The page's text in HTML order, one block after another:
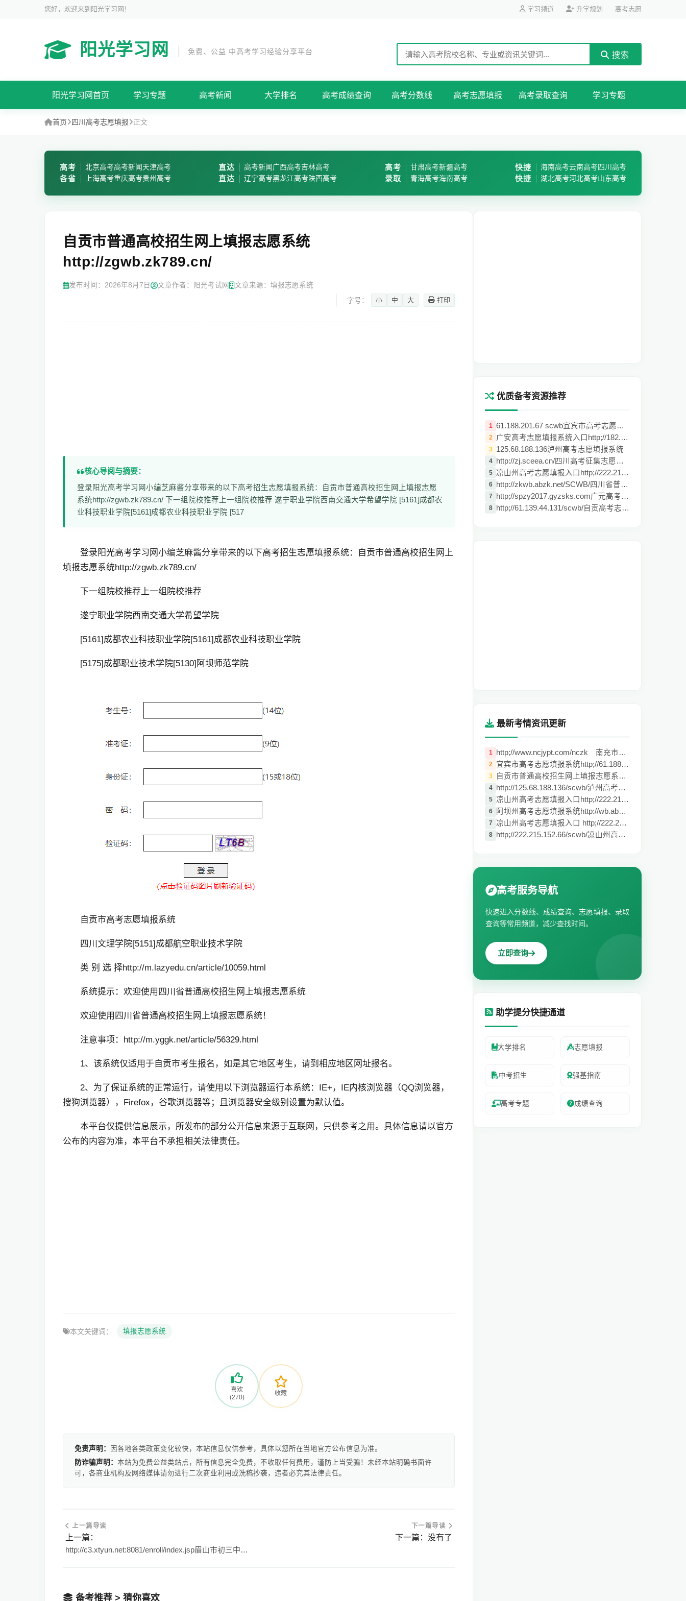
您好，欢迎来到阳光学习网！ 学习频道 升学规划 高考志愿
阳光学习网 免费、公益 中高考学习经验分享平台 搜索
阳光学习网首页 学习专题 高考新闻 大学排名 高考成绩查询 高考分数线 高考志愿填报 高考录取查询 学习专题
首页 四川高考志愿填报 正文
高考 北京高考高考新闻天津高考
各省 上海高考重庆高考贵州高考
直达 高考新闻广西高考吉林高考
直达 辽宁高考黑龙江高考陕西高考
高考 甘肃高考新疆高考
录取 青海高考海南高考
快捷 海南高考云南高考四川高考
快捷 湖北高考河北高考山东高考
自贡市普通高校招生网上填报志愿系统
http://zgwb.zk789.cn/
发布时间： 2026年8月7日 文章作者：阳光考试网
文章来源：填报志愿系统
字号：
小 中 大 打印
核心导阅与摘要：
登录阳光高考学习网小编芝麻酱分享带来的以下高考招生志愿填报系统：自贡市普通高校招生网上填报志愿
系统http://zgwb.zk789.cn/ 下一组院校推荐上一组院校推荐 遂宁职业学院西南交通大学希望学院 [5161]成都农
业科技职业学院[5161]成都农业科技职业学院 [517
登录阳光高考学习网小编芝麻酱分享带来的以下高考招生志愿填报系统：
自贡市普通高校招生网上
填报志愿系统http://zgwb.zk789.cn/
下一组院校推荐上一组院校推荐
遂宁职业学院西南交通大学希望学院
[5161]成都农业科技职业学院[5161]成都农业科技职业学院
[5175]成都职业技术学院[5130]阿坝师范学院
自贡市高考志愿填报系统
四川文理学院[5151]成都航空职业技术学院
类 别 选 择http://m.lazyedu.cn/article/10059.html
系统提示：欢迎使用四川省普通高校招生网上填报志愿系统
欢迎使用四川省普通高校招生网上填报志愿系统！
注意事项：http://m.yggk.net/article/56329.html
1、该系统仅适用于自贡市考生报名，如是其它地区考生，请到相应地区网址报名。
2、为了保证系统的正常运行，请使用以下浏览器运行本系统：IE+，IE内核浏览器（QQ浏览器，
搜狗浏览器），Firefox，谷歌浏览器等；且浏览器安全级别设置为默认值。
本平台仅提供信息展示，所发布的部分公开信息来源于互联网，只供参考之用。具体信息请以官方
公布的内容为准，本平台不承担相关法律责任。
本文关键词： 填报志愿系统
喜欢
(270)
收藏
免责声明：
因各地各类政策变化较快，本站信息仅供参考，具体以您所在当地官方公布信息为准。
防诈骗声明： 本站为免费公益类站点，所有信息完全免费，不收取任何费用，谨防上当受骗！未经本站明确书面许
可，各商业机构及网络媒体请勿进行二次商业利用或洗稿抄袭，违者必究其法律责任。
上一篇导读
上一篇：
http://c3.xtyun.net:8081/enroll/index.jsp眉山市初三中考网上报名与志愿填报
下一篇导读
下一篇：没有了
备考推荐 > 猜你喜欢
优质备考资源推荐
1 61.188.201.67 scwb宜宾市高考志愿填报系统
2 广安高考志愿填报系统入口http;//182.131.1
3 125.68.188.136泸州高考志愿填报系统
4 http://zj.sceea.cn/四川高考征集志愿系统
5 凉山州高考志愿填报入口http;//222.215.152
6 http://zkwb.abzk.net/SCWB/四川省普通高校
7 http;//spzy2017.gyzsks.com广元高考填报志
8 http;//61.139.44.131/scwb/自贡高考志愿填
最新考情资讯更新
1 http;//www.ncjypt.com/nczk 南充市中考志
2 宜宾市高考志愿填报系统http;//61.188.201.
3 自贡市普通高校招生网上填报志愿系统http:/
4 http://125.68.188.136/scwb/泸州高考志愿
5 凉山州高考志愿填报入口http;//222.215.152
6 阿坝州高考志愿填报系统http://wb.abzk.net
7 凉山州高考志愿填报入口 http;//222.215.15
8 http;//222.215.152.66/scwb/凉山州高考志
高考服务导航
快速进入分数线、成绩查询、志愿填报、录取
查询等常用频道，减少查找时间。
立即查询
助学提分快捷通道
大学排名 志愿填报
中考招生 强基指南
高考专题 成绩查询